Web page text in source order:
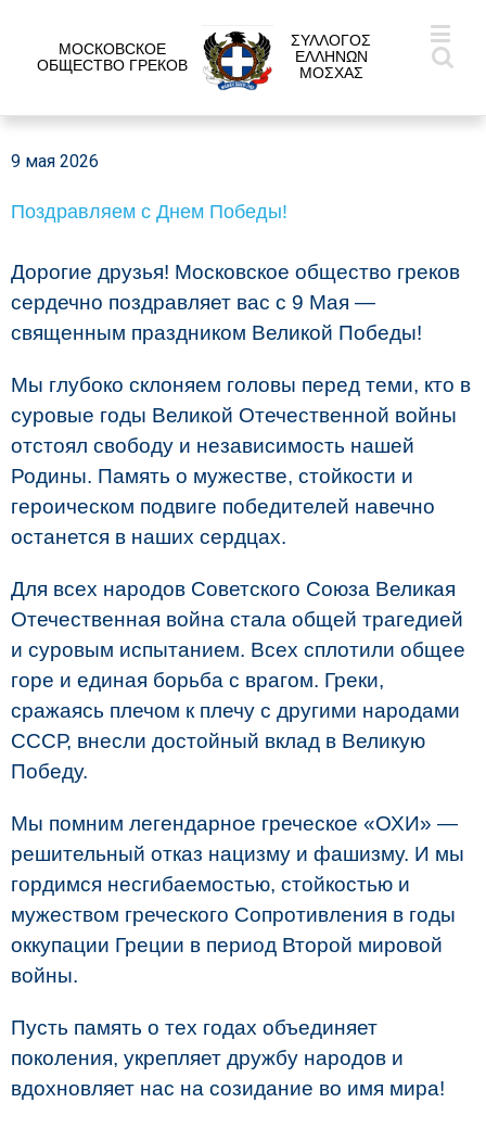
МОСКОВСКОЕ
ОБЩЕСТВО ГРЕКОВ
ΣΥΛΛΟΓΟΣ
ΕΛΛΗΝΩΝ
ΜΟΣΧΑΣ
9 мая 2026
Поздравляем с Днем Победы!
Дорогие друзья! Московское общество греков
сердечно поздравляет вас с 9 Мая —
священным праздником Великой Победы!
Мы глубоко склоняем головы перед теми, кто в
суровые годы Великой Отечественной войны
отстоял свободу и независимость нашей
Родины. Память о мужестве, стойкости и
героическом подвиге победителей навечно
останется в наших сердцах.
Для всех народов Советского Союза Великая
Отечественная война стала общей трагедией
и суровым испытанием. Всех сплотили общее
горе и единая борьба с врагом. Греки,
сражаясь плечом к плечу с другими народами
СССР, внесли достойный вклад в Великую
Победу.
Мы помним легендарное греческое «ОХИ» —
решительный отказ нацизму и фашизму. И мы
гордимся несгибаемостью, стойкостью и
мужеством греческого Сопротивления в годы
оккупации Греции в период Второй мировой
войны.
Пусть память о тех годах объединяет
поколения, укрепляет дружбу народов и
вдохновляет нас на созидание во имя мира!